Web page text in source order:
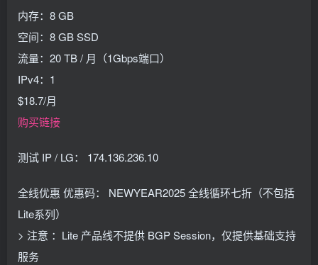
内存：8 GB
空间：8 GB SSD
流量：20 TB / 月（1Gbps端口）
IPv4：1
$18.7/月
购买链接
测试 IP / LG： 174.136.236.10
全线优惠 优惠码： NEWYEAR2025 全线循环七折（不包括
Lite系列）
> 注意 ：Lite 产品线不提供 BGP Session，仅提供基础支持
服务